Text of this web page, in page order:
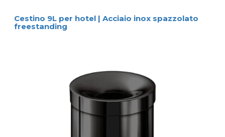
Cestino 9L per hotel | Acciaio inox spazzolato
freestanding